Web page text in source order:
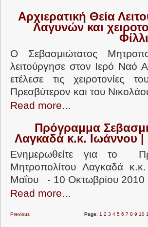
Αρχιερατική Θεία
Λαγυνών και
Ο Σεβασμιώτατος
λειτούργησε στον Ιερό Ναό
ετέλεσε τις χειροτονίες
Πρεσβύτερον και του
Read more...
Πρόγραμμα
Λαγκαδά κ.κ. Ιωάννου |
Ενημερωθείτε για το
Μητροπολίτου Λαγκαδά
Μαΐου - 10 Οκτωβρίου 2010
Read more...
Previous Page: 1 2 3 4 5 6 7 8 9 10